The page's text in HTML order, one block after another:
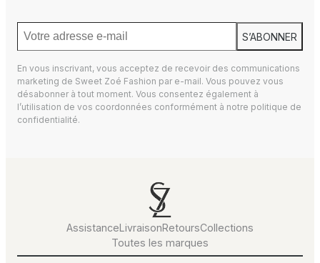
S’ABONNER
En vous inscrivant, vous acceptez de recevoir des communications
marketing de Sweet Zoé Fashion par e-mail. Vous pouvez vous
désabonner à tout moment. Vous consentez également à
l’utilisation de vos coordonnées conformément à notre politique de
confidentialité.
AssistanceLivraisonRetoursCollections
Toutes les marques